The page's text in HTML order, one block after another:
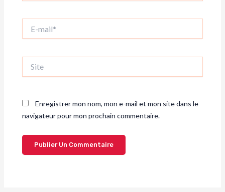
mail*
Enregistrer mon nom, mon e-mail et mon site dans le
navigateur pour mon prochain commentaire.